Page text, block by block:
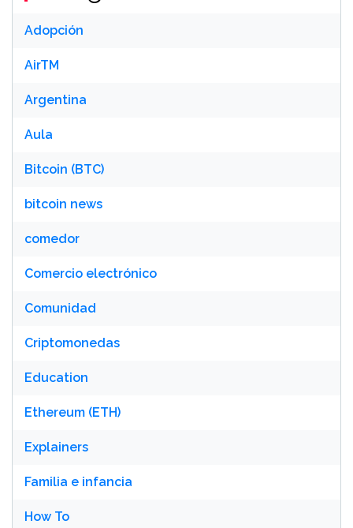
Adopción
AirTM
Argentina
Aula
Bitcoin (BTC)
bitcoin news
comedor
Comercio electrónico
Comunidad
Criptomonedas
Education
Ethereum (ETH)
Explainers
Familia e infancia
How To